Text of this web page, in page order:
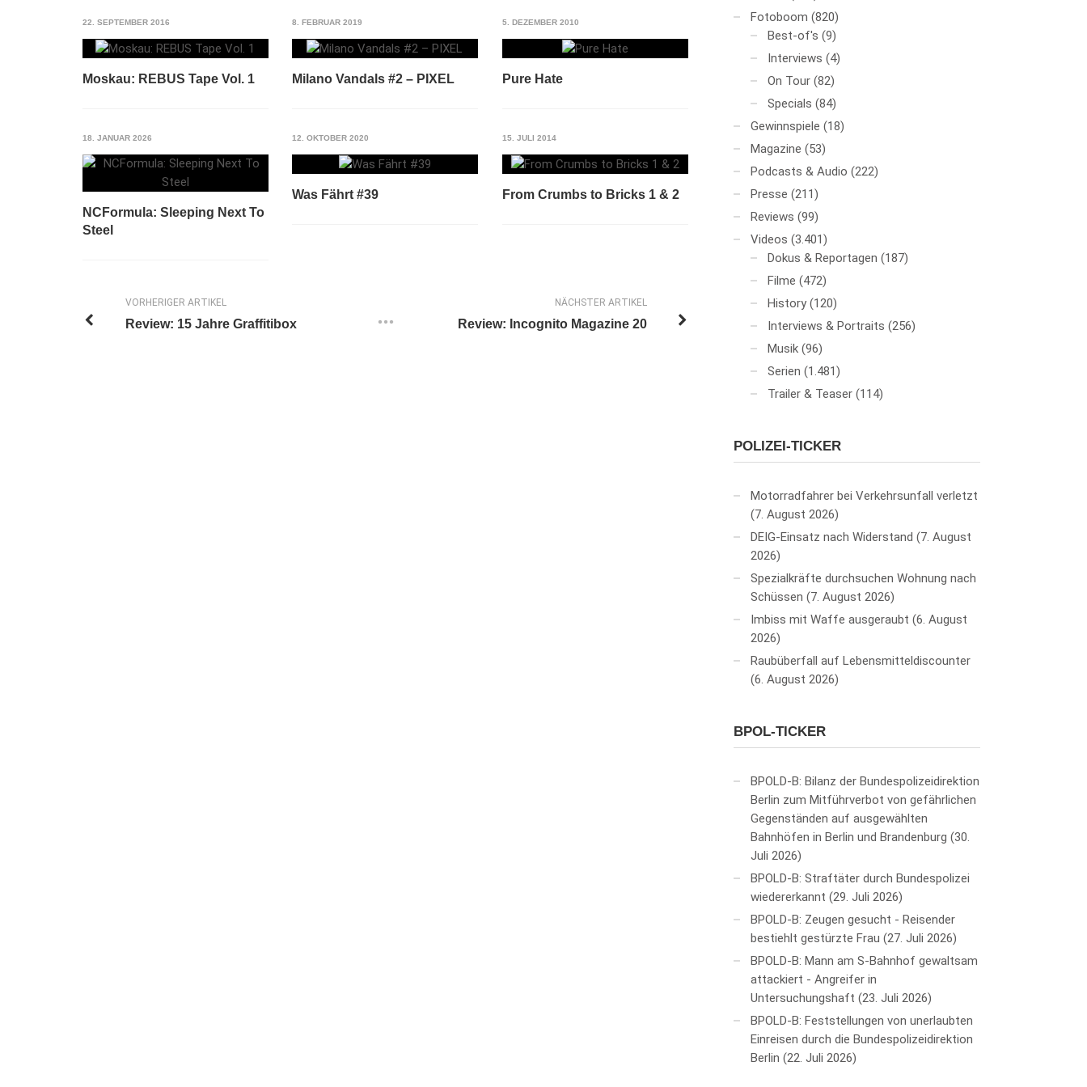
22. SEPTEMBER 2016
Moskau: REBUS Tape Vol. 1
8. FEBRUAR 2019
Milano Vandals #2 – PIXEL
5. DEZEMBER 2010
Pure Hate
18. JANUAR 2026
NCFormula: Sleeping Next To
Steel
12. OKTOBER 2020
Was Fährt #39
15. JULI 2014
From Crumbs to Bricks 1 & 2
NÄCHSTER ARTIKEL
Review: Incognito Magazine 20
VORHERIGER ARTIKEL
Review: 15 Jahre Graffitibox
Fotoboom (820)
Best-of's (9)
Interviews (4)
On Tour (82)
Specials (84)
Gewinnspiele (18)
Magazine (53)
Podcasts & Audio (222)
Presse (211)
Reviews (99)
Videos (3.401)
Dokus & Reportagen (187)
Filme (472)
History (120)
Interviews & Portraits (256)
Musik (96)
Serien (1.481)
Trailer & Teaser (114)
POLIZEI-TICKER
Motorradfahrer bei Verkehrsunfall verletzt
7. August 2026
DEIG-Einsatz nach Widerstand
7. August
2026
Spezialkräfte durchsuchen Wohnung nach
Schüssen
7. August 2026
Imbiss mit Waffe ausgeraubt 6. August
2026
Raubüberfall auf Lebensmitteldiscounter
6. August 2026
BPOL-TICKER
BPOLD-B: Bilanz der Bundespolizeidirektion
Berlin zum Mitführverbot von gefährlichen
Gegenständen auf ausgewählten
Bahnhöfen in Berlin und Brandenburg 30.
Juli 2026
BPOLD-B: Straftäter durch Bundespolizei
wiedererkannt 29. Juli 2026
BPOLD-B: Zeugen gesucht - Reisender
bestiehlt gestürzte Frau 27. Juli 2026
BPOLD-B: Mann am S-Bahnhof gewaltsam
attackiert - Angreifer in
Untersuchungshaft 23. Juli 2026
BPOLD-B: Feststellungen von unerlaubten
Einreisen durch die Bundespolizeidirektion
Berlin 22. Juli 2026